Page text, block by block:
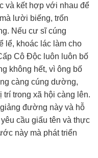
và kết hợp với nhau để
lười biếng, trốn
Nếu cư sĩ cúng
lể, khoác lác làm cho
Cô Độc luôn luôn bố
không hết, vì ông bố
càng cúng dường,
trí trong xã hội càng lên.
đường này và hỗ
cầu giấu tên và thực
này mà phát triển